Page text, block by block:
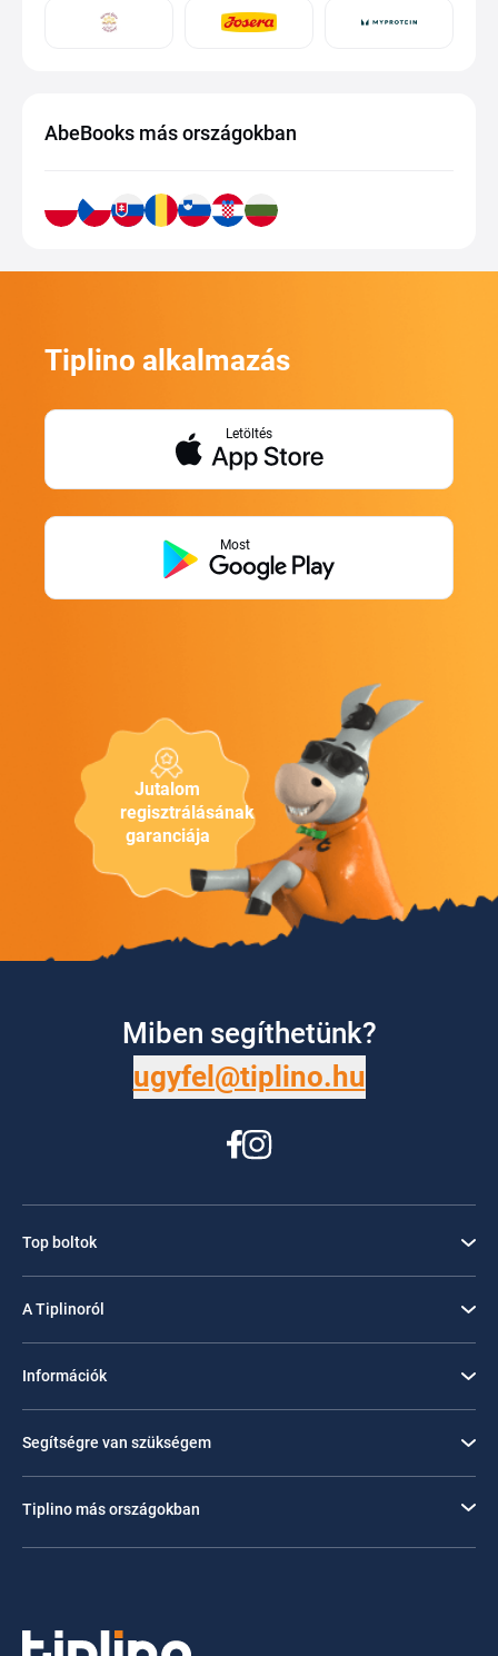
AbeBooks más országokban
Jutalom
regisztrálásának
garanciája
Tiplino alkalmazás
Letöltés
Most
Miben segíthetünk?
ugyfel@tiplino.hu
Top boltok
A Tiplinoról
Információk
Segítségre van szükségem
Tiplino más országokban